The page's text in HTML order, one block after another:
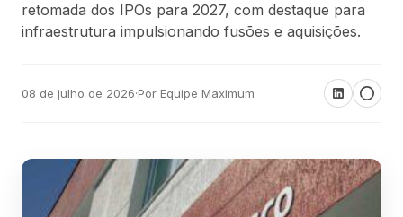
retomada dos IPOs para 2027, com destaque para
infraestrutura impulsionando fusões e aquisições.
08 de julho de 2026·Por Equipe Maximum